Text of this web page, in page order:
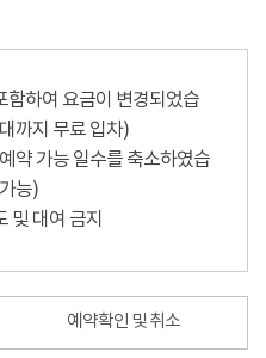
함하여 요금이 변경되었습
까지 무료 입차)
약 가능 일수를 축소하였습
능)
및 대여 금지
예약확인 및 취소